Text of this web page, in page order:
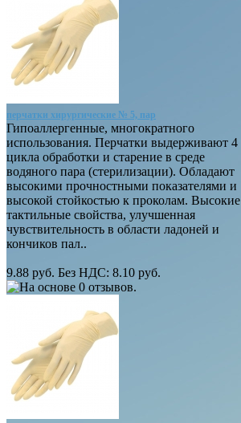
перчатки хирургические № 5, пар
Гипоаллергенные, многократного
использования. Перчатки выдерживают 4
цикла обработки и старение в среде
водяного пара (стерилизации). Обладают
высокими прочностными показателями и
высокой стойкостью к проколам. Высокие
тактильные свойства, улучшенная
чувствительность в области ладоней и
кончиков пал..
9.88 руб. Без НДС: 8.10 руб.